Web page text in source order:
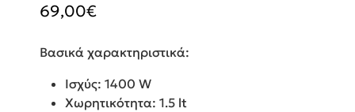
69,00€
Βασικά χαρακτηριστικά:
Ισχύς: 1400 W
Χωρητικότητα: 1.5 lt